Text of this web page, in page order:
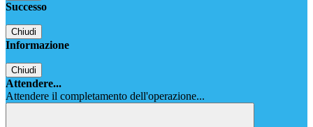
Successo
Chiudi
Informazione
Chiudi
Attendere...
Attendere il completamento dell'operazione...